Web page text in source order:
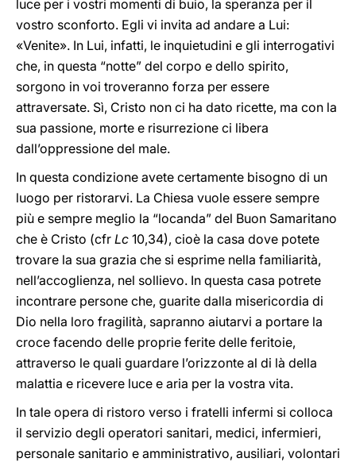
luce per i vostri momenti di buio, la speranza per il
vostro sconforto. Egli vi invita ad andare a Lui:
«Venite». In Lui, infatti, le inquietudini e gli interrogativi
che, in questa “notte” del corpo e dello spirito,
sorgono in voi troveranno forza per essere
attraversate. Sì, Cristo non ci ha dato ricette, ma con la
sua passione, morte e risurrezione ci libera
dall’oppressione del male.
In questa condizione avete certamente bisogno di un
luogo per ristorarvi. La Chiesa vuole essere sempre
più e sempre meglio la “locanda” del Buon Samaritano
che è Cristo (cfr Lc 10,34), cioè la casa dove potete
trovare la sua grazia che si esprime nella familiarità,
nell’accoglienza, nel sollievo. In questa casa potrete
incontrare persone che, guarite dalla misericordia di
Dio nella loro fragilità, sapranno aiutarvi a portare la
croce facendo delle proprie ferite delle feritoie,
attraverso le quali guardare l’orizzonte al di là della
malattia e ricevere luce e aria per la vostra vita.
In tale opera di ristoro verso i fratelli infermi si colloca
il servizio degli operatori sanitari, medici, infermieri,
personale sanitario e amministrativo, ausiliari, volontari